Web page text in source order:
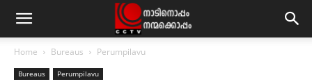
Home Bureaus Perumpilavu
Bureaus Perumpilavu